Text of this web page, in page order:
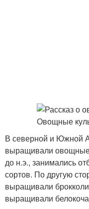
В северной и Южной
выращивали овощные
до н.э., занимались
сортов. По другую
выращивали
выращивали